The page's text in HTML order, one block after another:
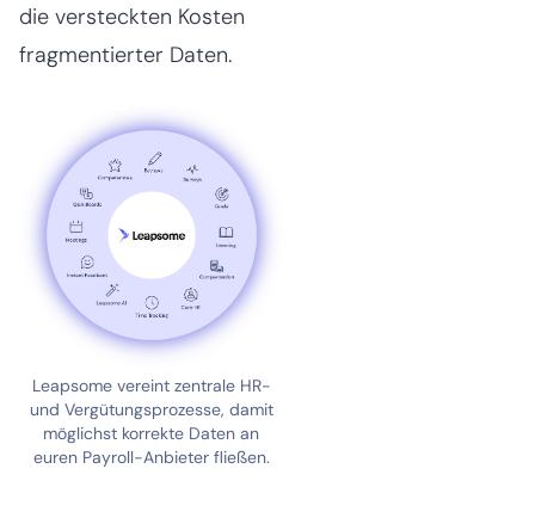
die versteckten Kosten
fragmentierter Daten.
Leapsome vereint zentrale HR-
und Vergütungsprozesse, damit
möglichst korrekte Daten an
euren Payroll-Anbieter fließen.